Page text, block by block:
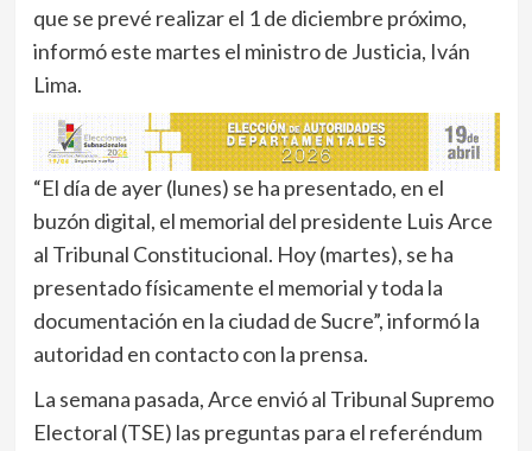
que se prevé realizar el 1 de diciembre próximo,
informó este martes el ministro de Justicia, Iván
Lima.
“El día de ayer (lunes) se ha presentado, en el
buzón digital, el memorial del presidente Luis Arce
al Tribunal Constitucional. Hoy (martes), se ha
presentado físicamente el memorial y toda la
documentación en la ciudad de Sucre”, informó la
autoridad en contacto con la prensa.
La semana pasada, Arce envió al Tribunal Supremo
Electoral (TSE) las preguntas para el referéndum